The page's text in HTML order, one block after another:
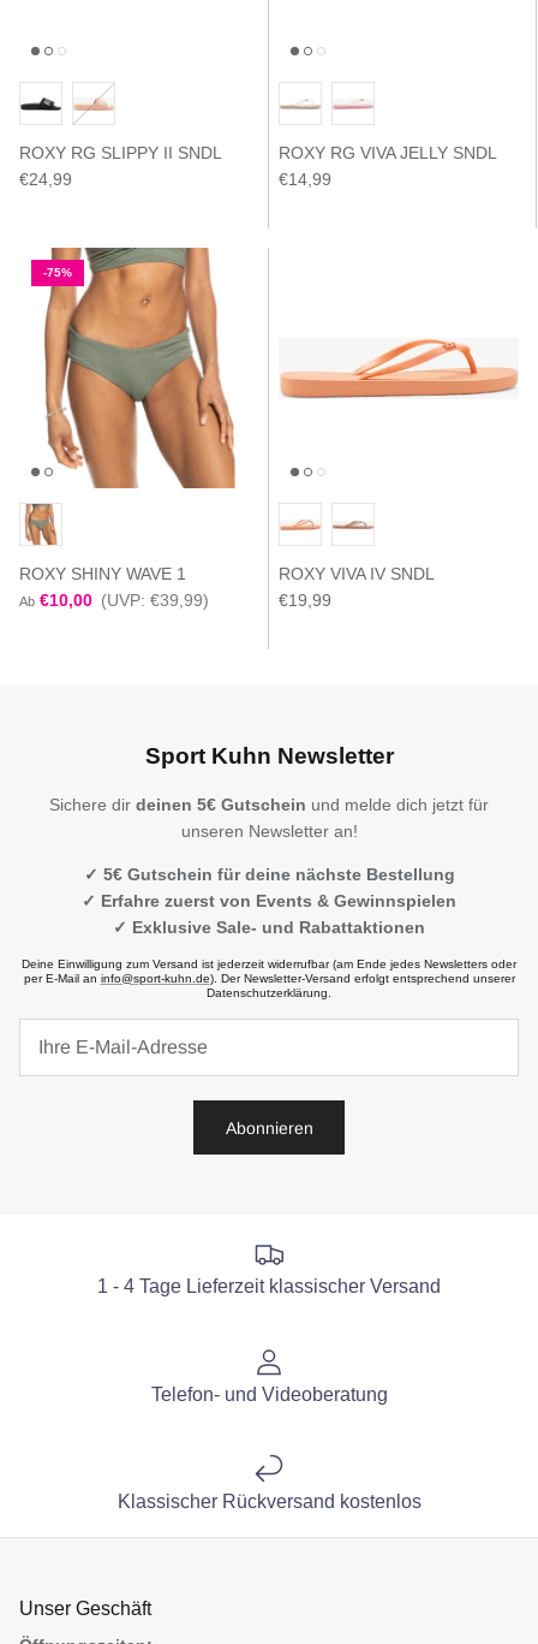
ROXY RG SLIPPY II SNDL
€24,99
ROXY RG VIVA JELLY SNDL
€14,99
-75%
ROXY SHINY WAVE 1
Ab €10,00 (UVP: €39,99)
ROXY VIVA IV SNDL
€19,99
Sport Kuhn Newsletter
Sichere dir deinen 5€ Gutschein und melde dich jetzt für
unseren Newsletter an!
✓ 5€ Gutschein für deine nächste Bestellung
✓ Erfahre zuerst von Events & Gewinnspielen
✓ Exklusive Sale- und Rabattaktionen
Deine Einwilligung zum Versand ist jederzeit widerrufbar (am Ende jedes Newsletters oder
per E-Mail an info@sport-kuhn.de). Der Newsletter-Versand erfolgt entsprechend unserer
Datenschutzerklärung.
Abonnieren
1 - 4 Tage Lieferzeit klassischer Versand
Telefon- und Videoberatung
Klassischer Rückversand kostenlos
Unser Geschäft